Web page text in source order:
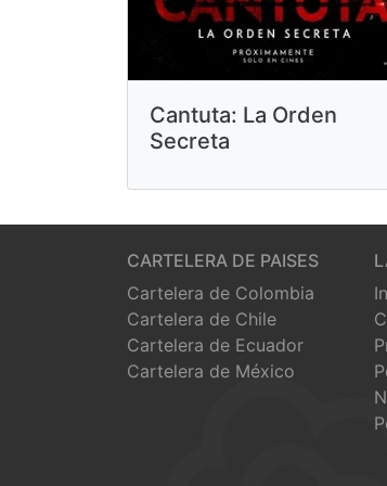
Cantuta: La Orden
Secreta
CARTELERA DE PAISES
Cartelera de Colombia
Cartelera de Chile
Cartelera de Ecuador
Cartelera de México